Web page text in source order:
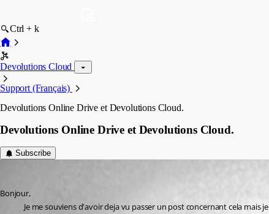
Ctrl + k
Devolutions Cloud
Support (Français)
Devolutions Online Drive et Devolutions Cloud.
Devolutions Online Drive et Devolutions Cloud.
Subscribe
Bonjour,
Je me souviens d'avoir deja vu passer un post concernant cela